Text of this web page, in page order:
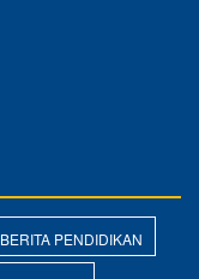
BERITA PENDIDIKAN